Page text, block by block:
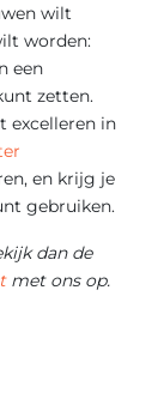
wilt
worden:
een
zetten.
excelleren in
en krijg je
gebruiken.
dan de
met ons op.